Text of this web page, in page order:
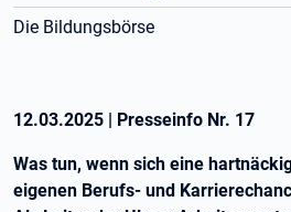
Die Bildungsbörse
12.03.2025 | Presseinfo Nr. 17
Was tun, wenn sich eine
eigenen Berufs- und